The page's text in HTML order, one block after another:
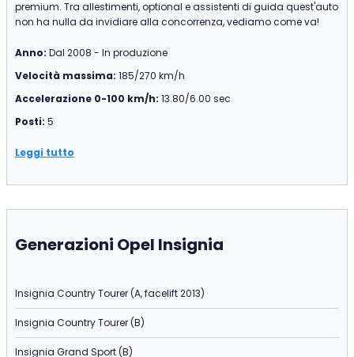
premium. Tra allestimenti, optional e assistenti di guida quest'auto
non ha nulla da invidiare alla concorrenza, vediamo come va!
Anno: Dal 2008 - In produzione
Velocità massima: 185/270 km/h
Accelerazione 0-100 km/h: 13.80/6.00 sec
Posti: 5
Leggi tutto
Generazioni Opel Insignia
Insignia Country Tourer (A, facelift 2013)
Insignia Country Tourer (B)
Insignia Grand Sport (B)